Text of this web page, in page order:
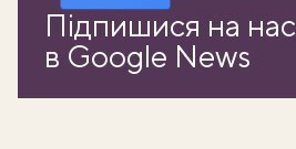
Підпишися на нас
в Google News